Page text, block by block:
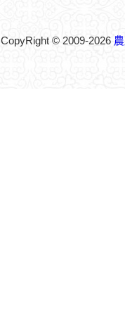
CopyRight © 2009-2026